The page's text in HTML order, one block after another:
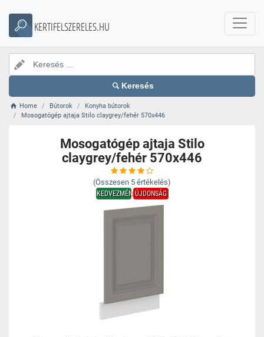
KERTIFELSZERELES.HU
Keresés
Home Bútorok
Konyha bútorok
Mosogatógép ajtaja Stilo claygrey/fehér 570x446
Mosogatógép ajtaja Stilo
claygrey/fehér 570x446
(Összesen 5 értékelés)
KEDVEZMÉNYÚJDONSÁG